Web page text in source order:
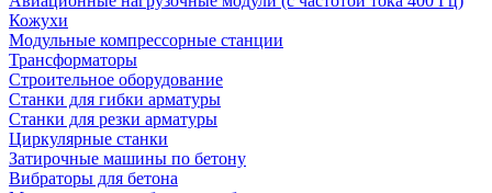
Кожухи
Модульные компрессорные станции
Трансформаторы
Строительное оборудование
Станки для гибки арматуры
Станки для резки арматуры
Циркулярные станки
Затирочные машины по бетону
Вибраторы для бетона